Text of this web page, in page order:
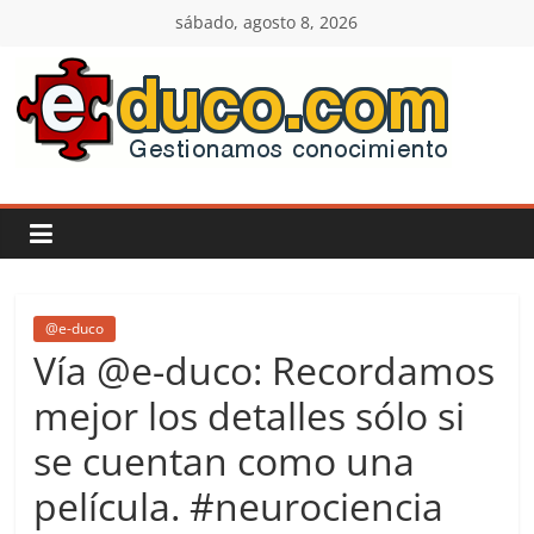
contenido
sábado, agosto 8, 2026
E-
duco:
Gestión
del
Conocimiento
Learn
Do
@e-duco
Vía @e-duco: Recordamos
mejor los detalles sólo si
se cuentan como una
película. #neurociencia